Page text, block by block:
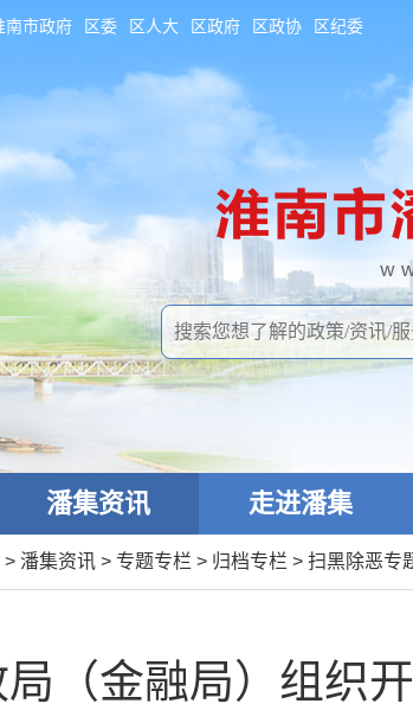
南市政府 区委 区人大 区政府 区政协 区纪委
潘集资讯 走进潘集
> 潘集资讯 > 专题专栏 > 归档专栏 > 扫黑除恶专
局（金融局）组织